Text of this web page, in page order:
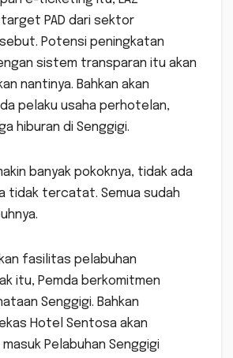
PAD dari sektor
Potensi peningkatan
sistem transparan itu akan
nantinya. Bahkan akan
pelaku usaha perhotelan,
hiburan di Senggigi.
banyak pokoknya, tidak ada
tidak tercatat. Semua sudah
fasilitas pelabuhan
itu, Pemda berkomitmen
Senggigi. Bahkan
Hotel Sentosa akan
Pelabuhan Senggigi